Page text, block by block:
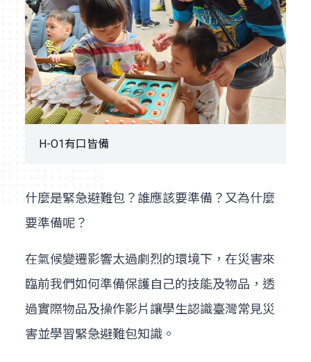
H-O1有口皆備
什麼是緊急避難包？誰應該要準備？又為什麼
要準備呢？
在氣候變遷影響太過劇烈的環境下，在災害來
臨前我們如何準備保護自己的技能及物品，透
過實際物品及操作影片讓學生認識臺灣常見災
害並學習緊急避難包知識。